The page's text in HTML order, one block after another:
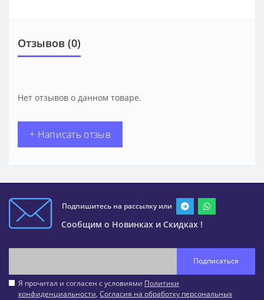
Отзывов (0)
Нет отзывов о данном товаре.
+ Написать отзыв
Подпишитесь на рассылку или
Сообщим о Новинках и Скидках !
Подписаться
Я прочитал и согласен с условиями Политики
конфиденциальности, Согласия на обработку персональных